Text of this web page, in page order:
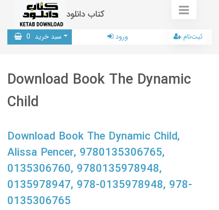
کتاب دانلود
سبد خرید 0 ورود ثبت‌نام
Download Book The Dynamic
Child
Download Book The Dynamic Child,
Alissa Pencer, 9780135306765,
0135306760, 9780135978948,
0135978947, 978-0135978948, 978-
0135306765